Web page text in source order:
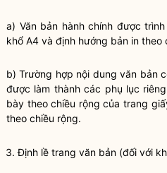
a) Văn bản hành chính được
khổ A4 và định hướng bản in theo
b) Trường hợp nội dung văn bản
được làm thành các phụ lục
bày theo chiều rộng của trang
theo chiều rộng.
3. Định lề trang văn bản (đối với